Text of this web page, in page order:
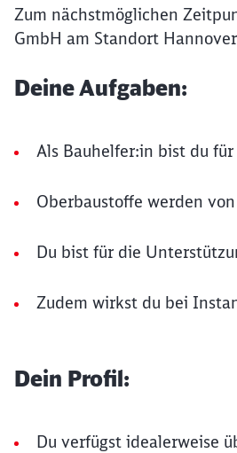
Zum nächstmöglichen
GmbH am Standort
Deine Aufgaben:
Als Bauhelfer:in bist du
Oberbaustoffe werden
Du bist für die
Zudem wirkst du bei
Dein Profil:
Du verfügst idealerweise